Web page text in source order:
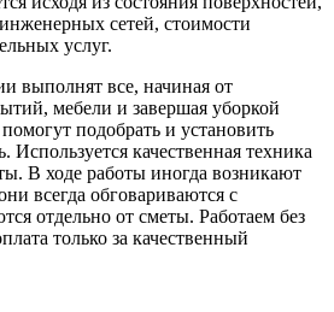
сетей, стоимости
услуг.
выполнят все, начиная от
мебели и завершая уборкой
подобрать и установить
качественная техника
В ходе работы иногда возникают
всегда обговариваются с
отдельно от сметы. Работаем без
только за качественный